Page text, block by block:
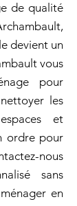
de qualité
devient un
vous
pour
les
et
ordre pour
nous
sans
en